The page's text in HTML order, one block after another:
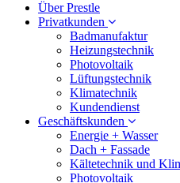
Über Prestle
Privatkunden
Badmanufaktur
Heizungstechnik
Photovoltaik
Lüftungstechnik
Klimatechnik
Kundendienst
Geschäftskunden
Energie + Wasser
Dach + Fassade
Kältetechnik und
Photovoltaik